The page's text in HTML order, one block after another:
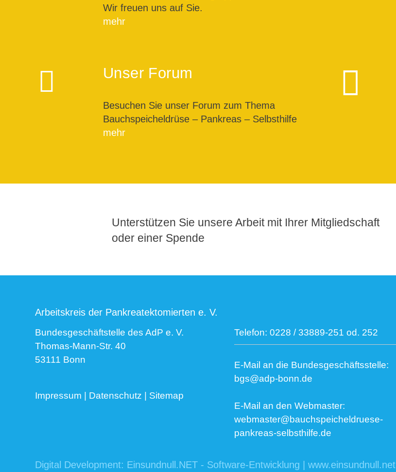
Wir freuen uns auf Sie.
mehr
Unser Forum
Besuchen Sie unser Forum zum Thema
Bauchspeicheldrüse – Pankreas – Selbsthilfe
mehr
Unterstützen Sie unsere Arbeit mit Ihrer Mitgliedschaft
oder einer Spende
Arbeitskreis der Pankreatektomierten e. V.
Bundesgeschäftstelle des AdP e. V.
Thomas-Mann-Str. 40
53111 Bonn
Impressum Datenschutz Sitemap
Telefon: 0228 / 33889-251 od. 252
E-Mail an die Bundesgeschäftsstelle:
bgs@adp-bonn.de
E-Mail an den Webmaster:
webmaster@bauchspeicheldruese-
pankreas-selbsthilfe.de
Digital Development: Einsundnull.NET - Software-Entwicklung | www.einsundnull.net